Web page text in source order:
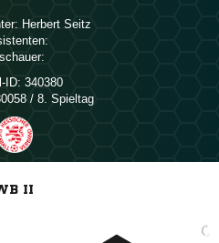
 
ID: 340380
/ 8. Spieltag
II